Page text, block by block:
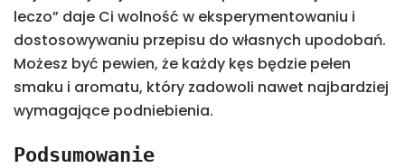
leczo” daje Ci wolność w eksperymentowaniu i
dostosowywaniu przepisu do własnych upodobań.
Możesz być pewien, że każdy kęs będzie pełen
smaku i aromatu, który zadowoli nawet najbardziej
wymagające podniebienia.
Podsumowanie